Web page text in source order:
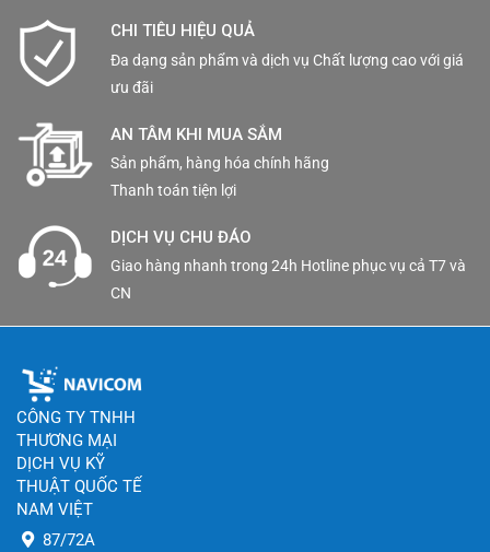
CHI TIÊU HIỆU QUẢ
Đa dạng sản phẩm và dịch vụ Chất lượng cao với giá
ưu đãi
AN TÂM KHI MUA SẮM
Sản phẩm, hàng hóa chính hãng
Thanh toán tiện lợi
DỊCH VỤ CHU ĐÁO
Giao hàng nhanh trong 24h Hotline phục vụ cả T7 và
CN
CÔNG TY TNHH
THƯƠNG MẠI
DỊCH VỤ KỸ
THUẬT QUỐC TẾ
NAM VIỆT
87/72A